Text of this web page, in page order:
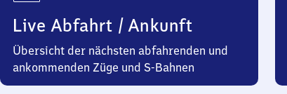
Live Abfahrt / Ankunft
Übersicht der nächsten abfahrenden und
ankommenden Züge und S-Bahnen